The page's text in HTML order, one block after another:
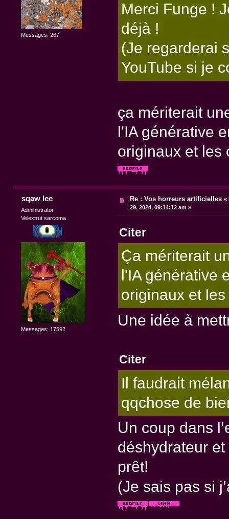
Messages: 267
Merci Funge !
déjà !
(Je regarderai
YouTube si je
ça mériterait
l'IA générative
originaux et les
sqaw lee
Administrator
Velextrut sarcoma
Messages: 17592
Re : Vos horreurs artificielles «
29, 2024, 09:14:12 am »
Citer
Ça mériterait
l'IA générative
originaux et
Une idée à
Citer
Il faudrait
qqchose de
Un coup dans
déshydrateur
prêt!
(Je sais pas si